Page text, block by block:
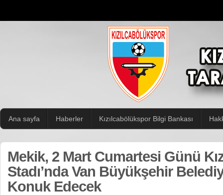
Ana sayfa Haberler Kızılcabölükspor Bilgi Bankası
Mekik, 2 Mart Cumartesi Günü
Stadı’nda Van Büyükşehir
Konuk Edecek